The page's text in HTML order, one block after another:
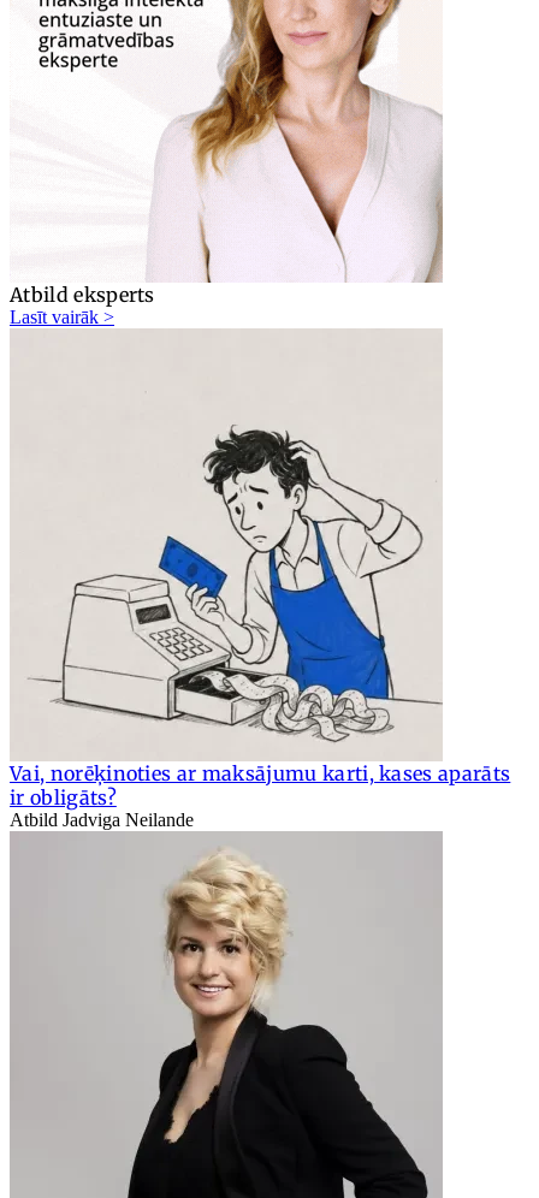
Atbild eksperts
Lasīt vairāk >
Vai, norēķinoties ar maksājumu karti, kases aparāts
ir obligāts?
Atbild Jadviga Neilande